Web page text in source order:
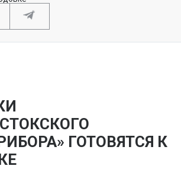
ГОТОВЯТСЯ К